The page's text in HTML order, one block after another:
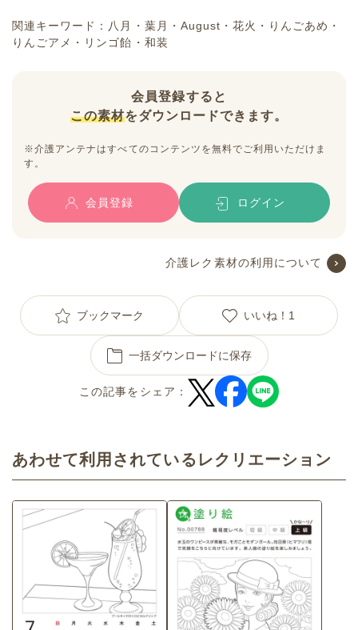
関連キーワード：八月・葉月・August・花火・りんごあめ・
りんごアメ・リンゴ飴・和装
会員登録すると
この素材をダウンロードできます。
※介護アンテナはすべてのコンテンツを無料でご利用いただけま
す。
会員登録 ログイン
介護レク素材の利用について
ブックマーク いいね！ 1
一括ダウンロードに保存
この記事をシェア：
あわせて利用されているレクリエーション